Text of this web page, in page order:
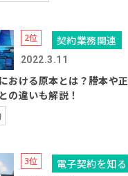
契約業務関連
2022.3.11
おける原本とは？謄本や正
の違いも解説！
電子契約を知る